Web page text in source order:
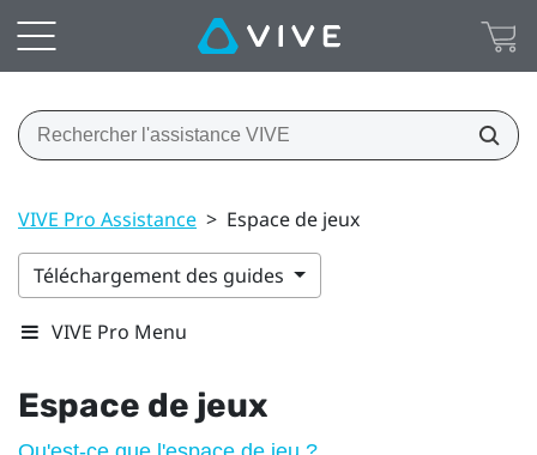
VIVE Pro Assistance > Espace de jeux
Téléchargement des guides
VIVE Pro Menu
Espace de jeux